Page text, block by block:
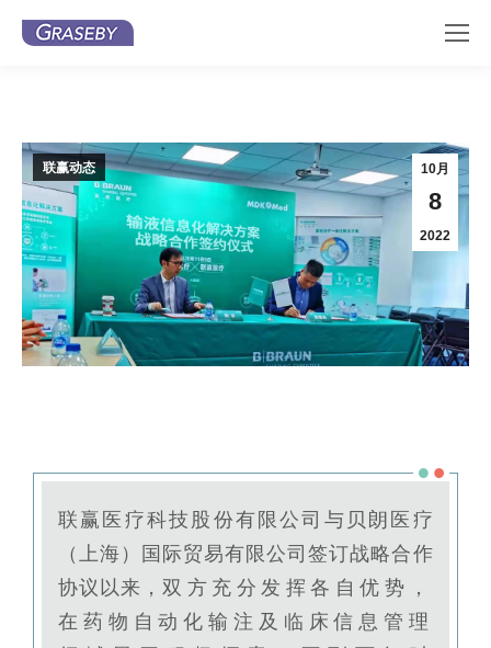
10月
8
2022
联赢动态
联赢医疗科技股份有限公司与贝朗医疗
（上海）国际贸易有限公司签订战略合作
协议以来， 双方充分发挥各自优势，
在药物自动化输注及临床信息管理